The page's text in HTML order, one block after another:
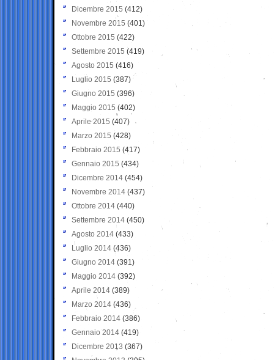
Dicembre 2015 (412)
Novembre 2015 (401)
Ottobre 2015 (422)
Settembre 2015 (419)
Agosto 2015 (416)
Luglio 2015 (387)
Giugno 2015 (396)
Maggio 2015 (402)
Aprile 2015 (407)
Marzo 2015 (428)
Febbraio 2015 (417)
Gennaio 2015 (434)
Dicembre 2014 (454)
Novembre 2014 (437)
Ottobre 2014 (440)
Settembre 2014 (450)
Agosto 2014 (433)
Luglio 2014 (436)
Giugno 2014 (391)
Maggio 2014 (392)
Aprile 2014 (389)
Marzo 2014 (436)
Febbraio 2014 (386)
Gennaio 2014 (419)
Dicembre 2013 (367)